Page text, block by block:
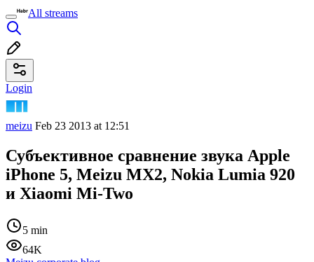
All streams
Login
meizu Feb 23 2013 at 12:51
Субъективное сравнение звука Apple
iPhone 5, Meizu MX2, Nokia Lumia 920
и Xiaomi Mi-Two
5 min
64K